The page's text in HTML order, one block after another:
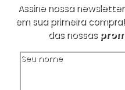
Assine nossa
em sua primeira
das nossas
Seu nome